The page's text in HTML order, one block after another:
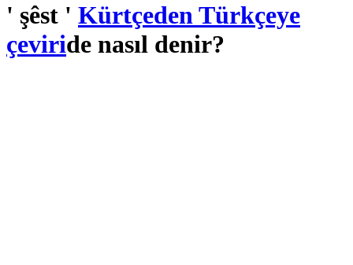
' şêst ' Kürtçeden Türkçeye
çeviride nasıl denir?